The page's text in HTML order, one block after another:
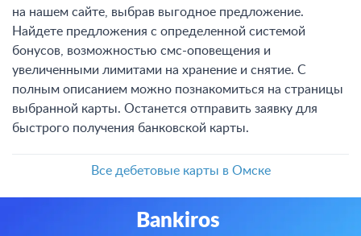
на нашем сайте, выбрав выгодное предложение.
Найдете предложения с определенной системой
бонусов, возможностью смс-оповещения и
увеличенными лимитами на хранение и снятие. С
полным описанием можно познакомиться на страницы
выбранной карты. Останется отправить заявку для
быстрого получения банковской карты.
Все дебетовые карты в Омске
Bankiros